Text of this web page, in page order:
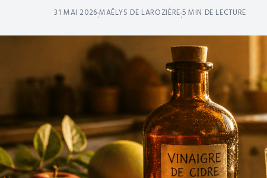
31 MAI 2026·MAËLYS DE LAROZIÈRE·5 MIN DE LECTURE